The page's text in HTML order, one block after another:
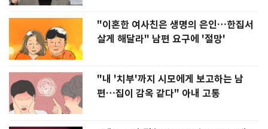
"이혼한 여사친은 생명의 은인…한집서
살게 해달라" 남편 요구에 '절망'
"내 '치부'까지 시모에게 보고하는 남
편…집이 감옥 같다" 아내 고통